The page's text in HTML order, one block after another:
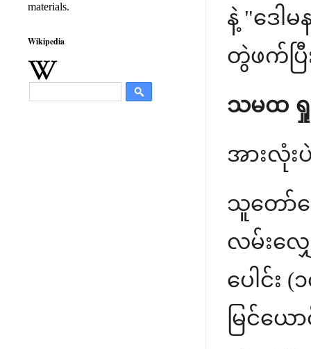
နဲ့ "ဒေါမ
တွဲဖက်ပြီ
သမထ ရှုမှ
အားလုံး
သူတော်
လမ်းလျှ
ပေါင်း
မြင်ယေ
materials.
Wikipedia